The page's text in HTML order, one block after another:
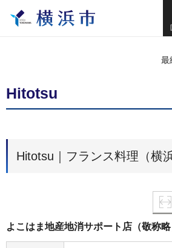
最
Hitotsu
Hitotsu｜フランス料理（横
よこはま地産地消サポート店（敬称略